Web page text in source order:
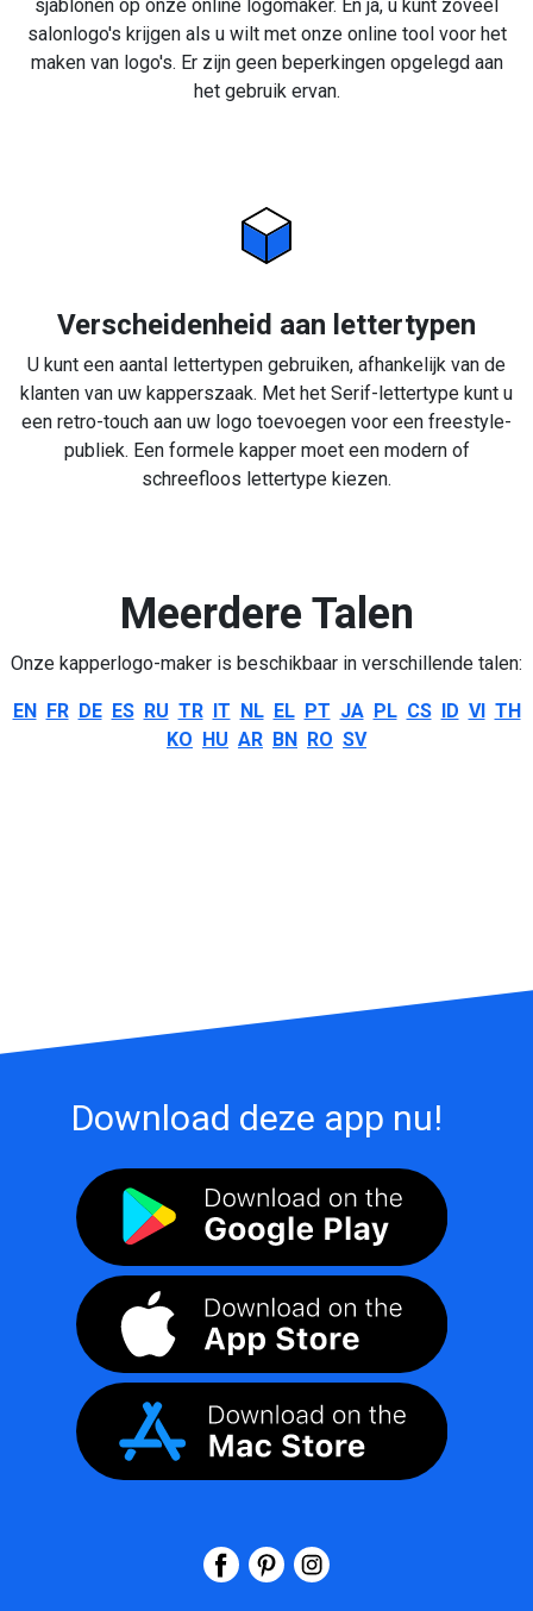
sjablonen op onze online logomaker. En ja, u kunt zoveel
salonlogo's krijgen als u wilt met onze online tool voor het
maken van logo's. Er zijn geen beperkingen opgelegd aan
het gebruik ervan.
Verscheidenheid aan lettertypen
U kunt een aantal lettertypen gebruiken, afhankelijk van de
klanten van uw kapperszaak. Met het Serif-lettertype kunt u
een retro-touch aan uw logo toevoegen voor een freestyle-
publiek. Een formele kapper moet een modern of
schreefloos lettertype kiezen.
Meerdere Talen
Onze kapperlogo-maker is beschikbaar in verschillende talen:
EN FR DE ES RU TR IT NL EL PT JA PL CS ID VI TH
KO HU AR BN RO SV
Download deze app nu!